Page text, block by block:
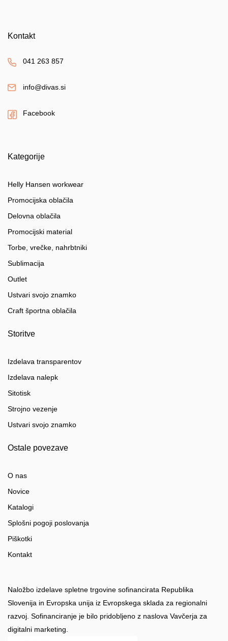
Kontakt
041 263 857
info@divas.si
Facebook
Kategorije
Helly Hansen workwear
Promocijska oblačila
Delovna oblačila
Promocijski material
Torbe, vrečke, nahrbtniki
Sublimacija
Outlet
Ustvari svojo znamko
Craft športna oblačila
Storitve
Izdelava transparentov
Izdelava nalepk
Sitotisk
Strojno vezenje
Ustvari svojo znamko
Ostale povezave
O nas
Novice
Katalogi
Splošni pogoji poslovanja
Piškotki
Kontakt
Naložbo izdelave spletne trgovine sofinancirata Republika
Slovenija in Evropska unija iz Evropskega sklada za regionalni
razvoj. Sofinanciranje je bilo pridobljeno z naslova Vavčerja za
digitalni marketing.